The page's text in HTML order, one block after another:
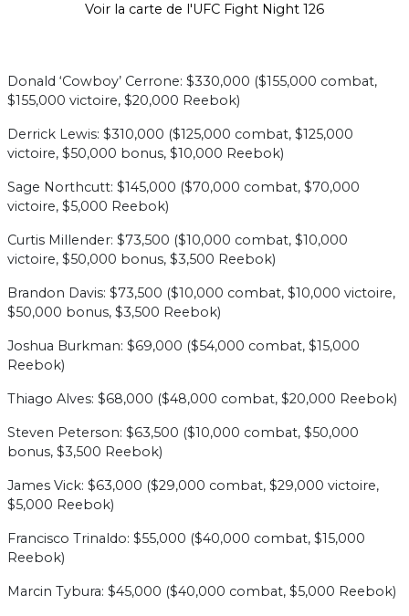
Voir la carte de l'UFC Fight Night 126
Donald ‘Cowboy’ Cerrone: $330,000 ($155,000 combat,
$155,000 victoire, $20,000 Reebok)
Derrick Lewis: $310,000 ($125,000 combat, $125,000
victoire, $50,000 bonus, $10,000 Reebok)
Sage Northcutt: $145,000 ($70,000 combat, $70,000
victoire, $5,000 Reebok)
Curtis Millender: $73,500 ($10,000 combat, $10,000
victoire, $50,000 bonus, $3,500 Reebok)
Brandon Davis: $73,500 ($10,000 combat, $10,000 victoire,
$50,000 bonus, $3,500 Reebok)
Joshua Burkman: $69,000 ($54,000 combat, $15,000
Reebok)
Thiago Alves: $68,000 ($48,000 combat, $20,000 Reebok)
Steven Peterson: $63,500 ($10,000 combat, $50,000
bonus, $3,500 Reebok)
James Vick: $63,000 ($29,000 combat, $29,000 victoire,
$5,000 Reebok)
Francisco Trinaldo: $55,000 ($40,000 combat, $15,000
Reebok)
Marcin Tybura: $45,000 ($40,000 combat, $5,000 Reebok)